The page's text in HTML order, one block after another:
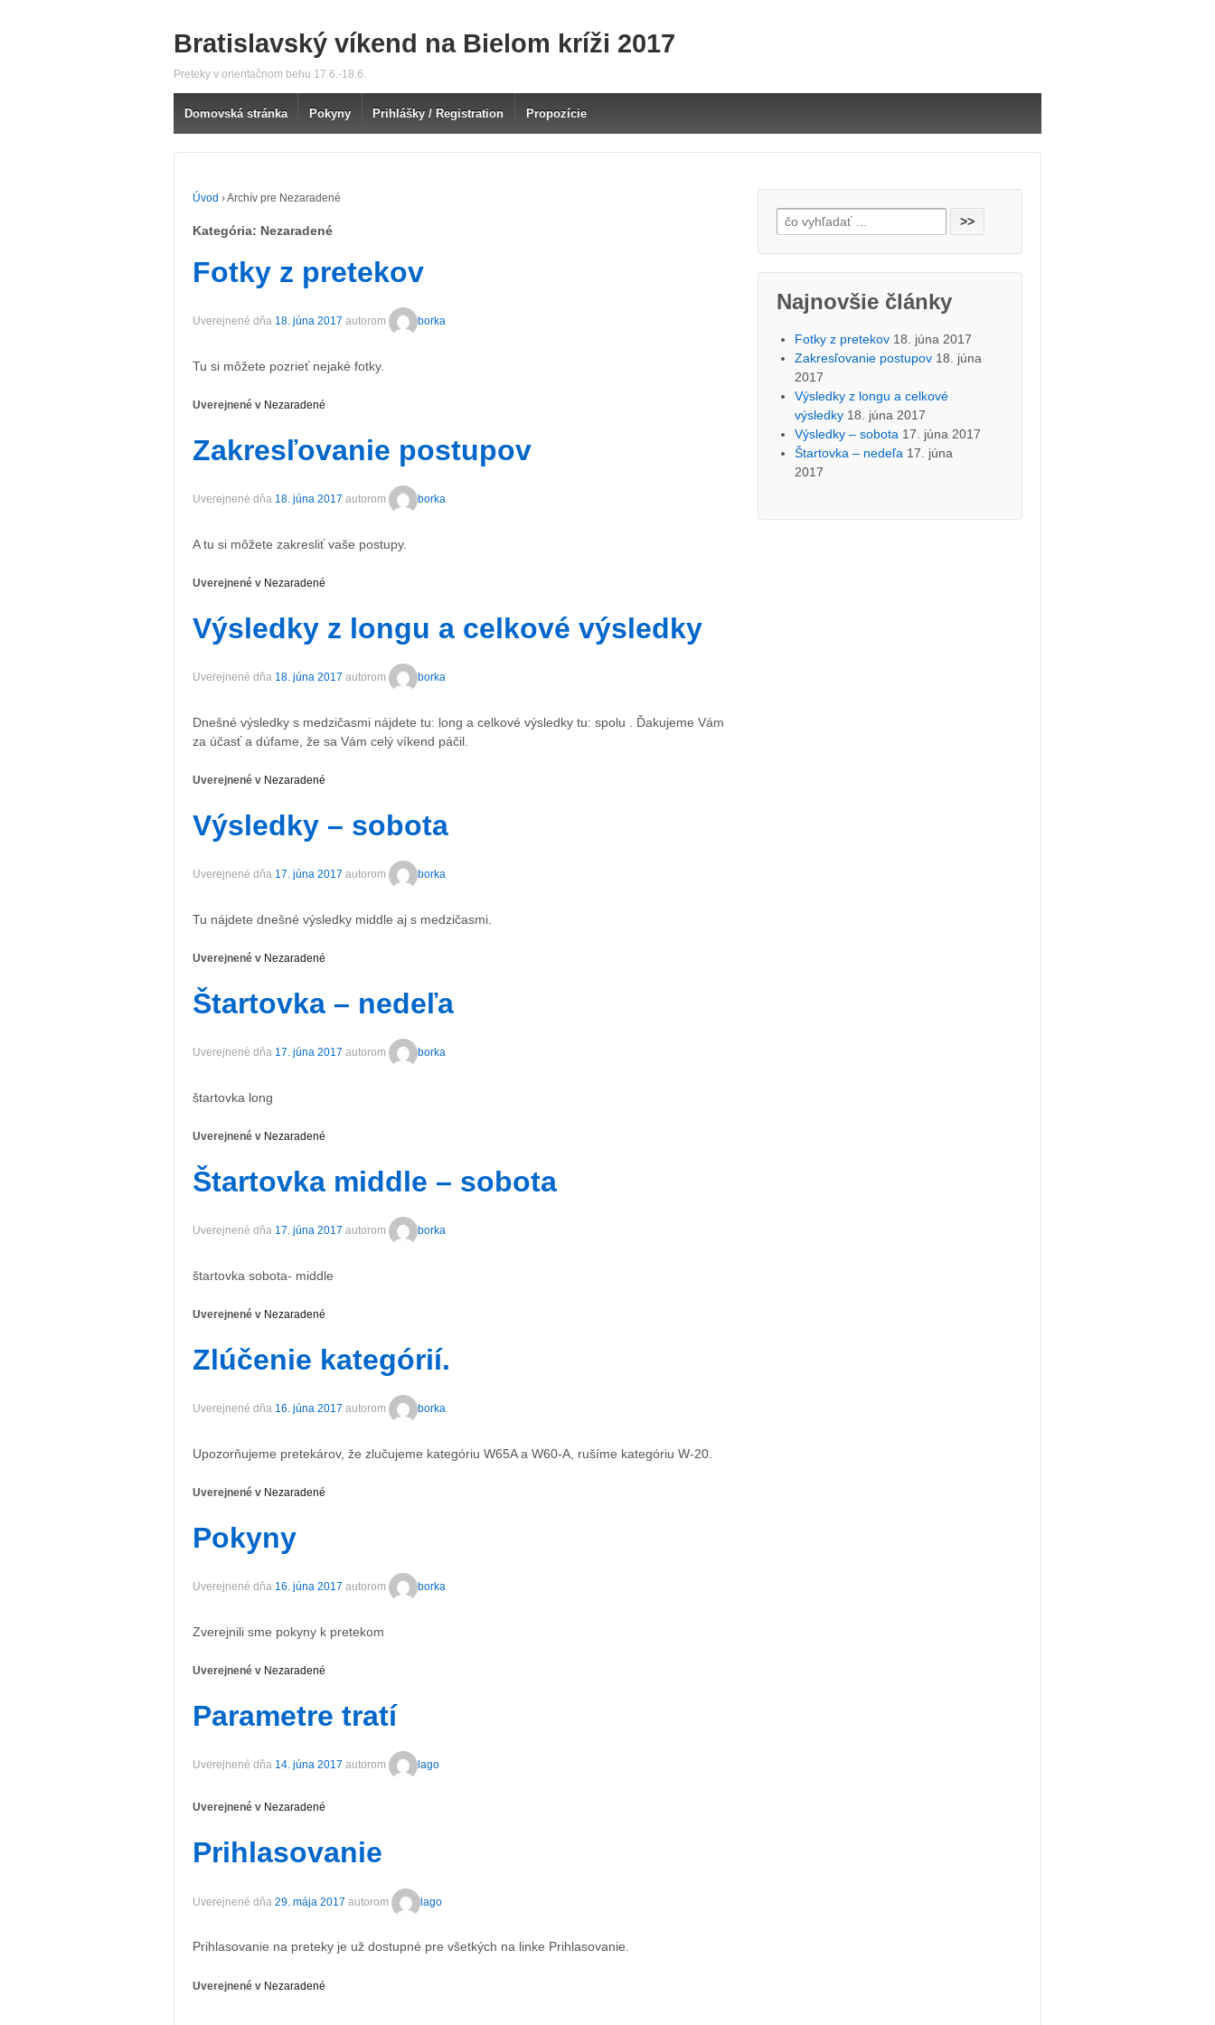
Bratislavský víkend na Bielom kríži 2017
Preteky v orientačnom behu 17.6.-18.6.
Domovská stránka Pokyny Prihlášky / Registration Propozície
Úvod ›Archív pre Nezaradené
Kategória: Nezaradené
Fotky z pretekov
Uverejnené dňa 18. júna 2017 autorom borka
Tu si môžete pozrieť nejaké fotky.
Uverejnené v Nezaradené
Zakresľovanie postupov
Uverejnené dňa 18. júna 2017 autorom borka
A tu si môžete zakresliť vaše postupy.
Uverejnené v Nezaradené
Výsledky z longu a celkové výsledky
Uverejnené dňa 18. júna 2017 autorom borka
Dnešné výsledky s medzičasmi nájdete tu: long a celkové výsledky tu: spolu . Ďakujeme Vám
za účasť a dúfame, že sa Vám celý víkend páčil.
Uverejnené v Nezaradené
Výsledky – sobota
Uverejnené dňa 17. júna 2017 autorom borka
Tu nájdete dnešné výsledky middle aj s medzičasmi.
Uverejnené v Nezaradené
Štartovka – nedeľa
Uverejnené dňa 17. júna 2017 autorom borka
štartovka long
Uverejnené v Nezaradené
Štartovka middle – sobota
Uverejnené dňa 17. júna 2017 autorom borka
štartovka sobota- middle
Uverejnené v Nezaradené
Zlúčenie kategórií.
Uverejnené dňa 16. júna 2017 autorom borka
Upozorňujeme pretekárov, že zlučujeme kategóriu W65A a W60-A, rušíme kategóriu W-20.
Uverejnené v Nezaradené
Pokyny
Uverejnené dňa 16. júna 2017 autorom borka
Zverejnili sme pokyny k pretekom
Uverejnené v Nezaradené
Parametre tratí
Uverejnené dňa 14. júna 2017 autorom lago
Uverejnené v Nezaradené
Prihlasovanie
Uverejnené dňa 29. mája 2017 autorom lago
Prihlasovanie na preteky je už dostupné pre všetkých na linke Prihlasovanie.
Uverejnené v Nezaradené
Search for:
Najnovšie články
Fotky z pretekov 18. júna 2017
Zakresľovanie postupov 18. júna
2017
Výsledky z longu a celkové
výsledky 18. júna 2017
Výsledky – sobota 17. júna 2017
Štartovka – nedeľa 17. júna
2017